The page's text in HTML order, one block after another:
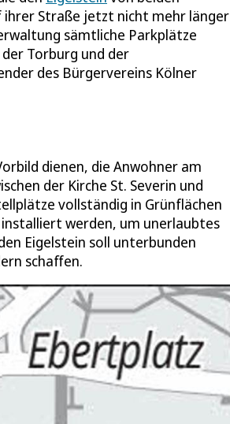
ihrer Straße jetzt nicht mehr länger
sämtliche Parkplätze
Torburg und der
des Bürgervereins Kölner
dienen, die Anwohner am
der Kirche St. Severin und
vollständig in Grünflächen
werden, um unerlaubtes
Eigelstein soll unterbunden
schaffen.